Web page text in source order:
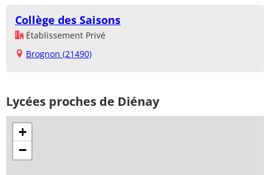
Collège des Saisons
Établissement Privé
Brognon (21490)
Lycées proches de Diénay
+
−